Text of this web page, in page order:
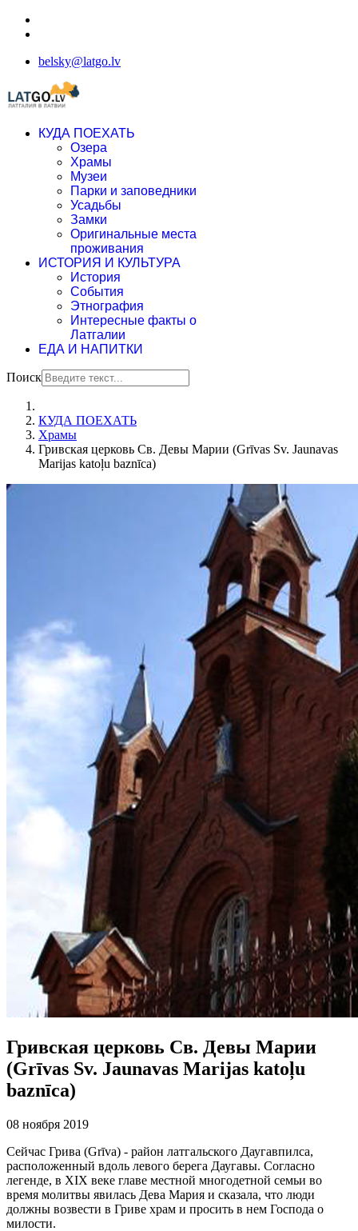
belsky@latgo.lv
КУДА ПОЕХАТЬ
Озера
Храмы
Музеи
Парки и заповедники
Усадьбы
Замки
Оригинальные места
проживания
ИСТОРИЯ И КУЛЬТУРА
История
События
Этнография
Интересные факты о
Латгалии
ЕДА И НАПИТКИ
Поиск
КУДА ПОЕХАТЬ
Храмы
Гривская церковь Св. Девы Марии (Grīvas Sv. Jaunavas
Marijas katoļu baznīca)
Гривская церковь Св. Девы Марии
(Grīvas Sv. Jaunavas Marijas katoļu
baznīca)
08 ноября 2019
Сейчас Грива (Grīva) - район латгальского Даугавпилса,
расположенный вдоль левого берега Даугавы. Согласно
легенде, в XIX веке главе местной многодетной семьи во
время молитвы явилась Дева Мария и сказала, что люди
должны возвести в Гриве храм и просить в нем Господа о
милости.